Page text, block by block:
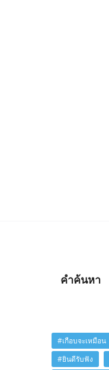
คำค้นหา
#เกือบจะเหมือน
#ยินดีรับฟัง